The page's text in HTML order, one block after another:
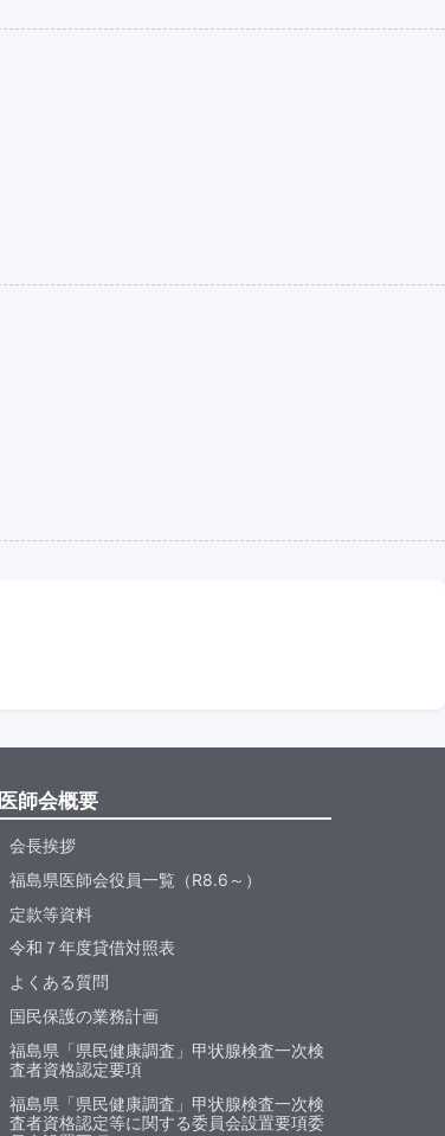
医師会概要
会長挨拶
福島県医師会役員一覧（R8.6～）
定款等資料
令和７年度貸借対照表
よくある質問
国民保護の業務計画
福島県「県民健康調査」甲状腺検査一次検
査者資格認定要項
福島県「県民健康調査」甲状腺検査一次検
査者資格認定等に関する委員会設置要項委